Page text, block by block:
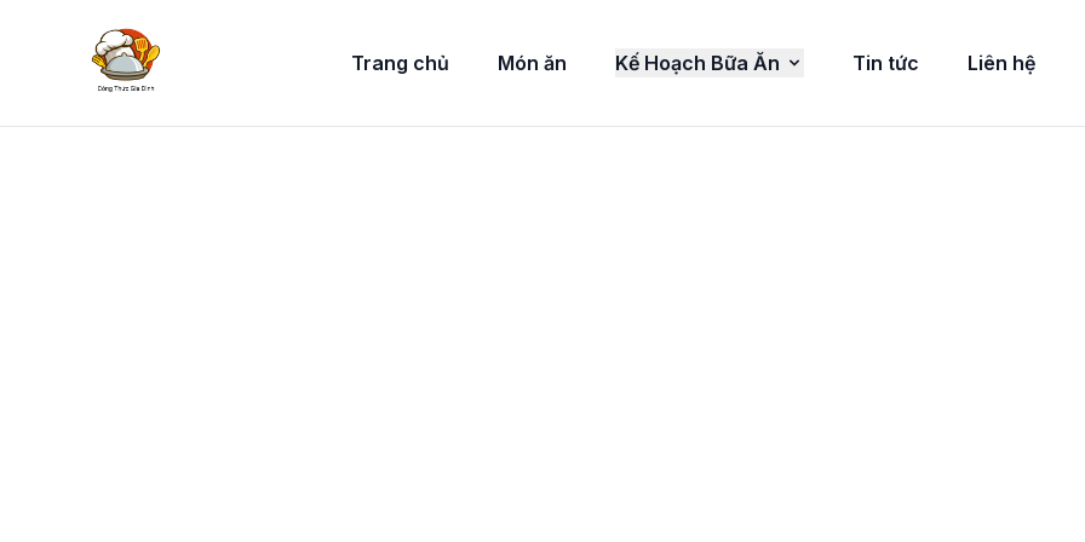
Trang chủ Món ăn Kế Hoạch Bữa Ăn Tin tức Liên hệ